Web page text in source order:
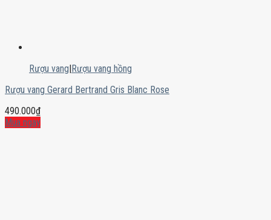
Rượu vang|Rượu vang hồng
Rượu vang Gerard Bertrand Gris Blanc Rose
490.000₫
Mua ngay